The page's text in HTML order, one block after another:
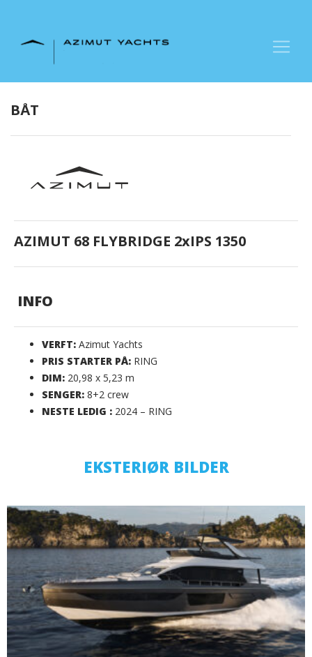
BÅT
AZIMUT 68 FLYBRIDGE 2xIPS 1350
INFO
VERFT: Azimut Yachts
PRIS STARTER PÅ: RING
DIM: 20,98 x 5,23 m
SENGER: 8+2 crew
NESTE LEDIG : 2024 – RING
EKSTERIØR BILDER